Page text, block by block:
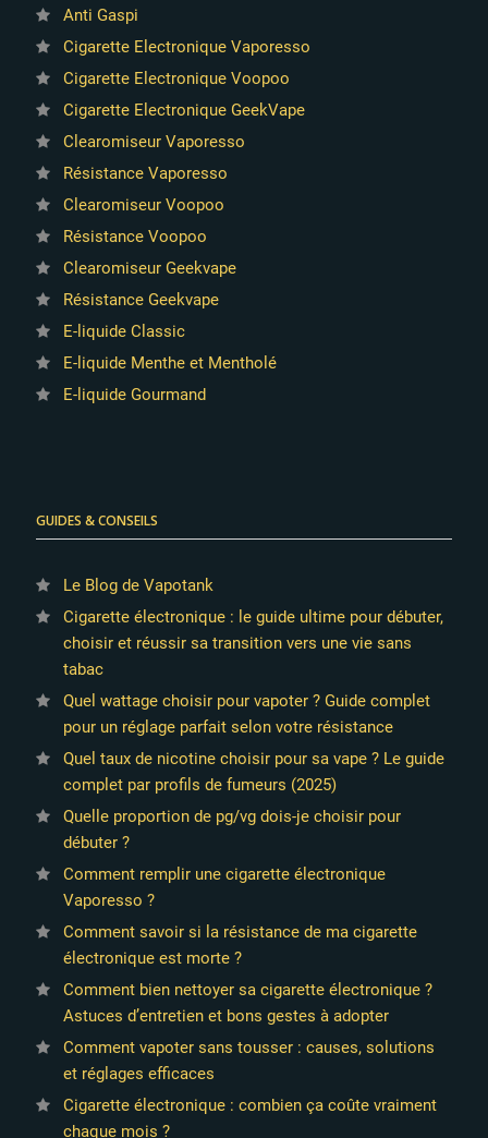
Anti Gaspi
Cigarette Electronique Vaporesso
Cigarette Electronique Voopoo
Cigarette Electronique GeekVape
Clearomiseur Vaporesso
Résistance Vaporesso
Clearomiseur Voopoo
Résistance Voopoo
Clearomiseur Geekvape
Résistance Geekvape
E-liquide Classic
E-liquide Menthe et Mentholé
E-liquide Gourmand
GUIDES & CONSEILS
Le Blog de Vapotank
Cigarette électronique : le guide ultime pour débuter,
choisir et réussir sa transition vers une vie sans
tabac
Quel wattage choisir pour vapoter ? Guide complet
pour un réglage parfait selon votre résistance
Quel taux de nicotine choisir pour sa vape ? Le guide
complet par profils de fumeurs (2025)
Quelle proportion de pg/vg dois-je choisir pour
débuter ?
Comment remplir une cigarette électronique
Vaporesso ?
Comment savoir si la résistance de ma cigarette
électronique est morte ?
Comment bien nettoyer sa cigarette électronique ?
Astuces d’entretien et bons gestes à adopter
Comment vapoter sans tousser : causes, solutions
et réglages efficaces
Cigarette électronique : combien ça coûte vraiment
chaque mois ?